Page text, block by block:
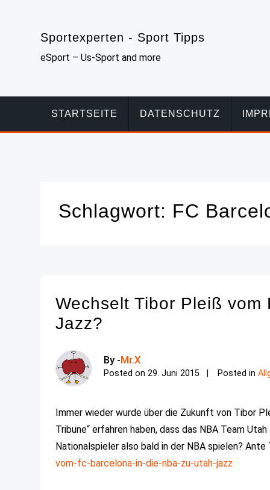
Sportexperten - Sport Tipps
eSport – Us-Sport and more
STARTSEITE DATENSCHUTZ
Schlagwort: FC
Wechselt Tibor Pleiß vom
Jazz?
By -Mr.X
Posted on29. Juni 2015 Posted in
Immer wieder wurde über die Zukunft von Tibor
Tribune“ erfahren haben, dass das NBA Team
Nationalspieler also bald in der NBA spielen? Ante
vom-fc-barcelona-in-die-nba-zu-utah-jazz